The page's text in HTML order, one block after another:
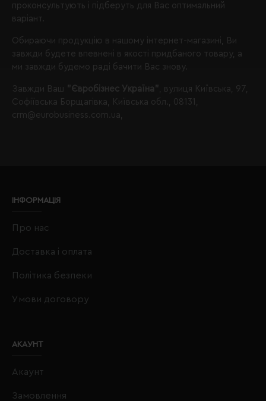
проконсультують і підберуть для Вас оптимальний
варіант.
Обираючи продукцію в нашому інтернет-магазині, Ви
завжди будете впевнені в якості придбаного товару, а
ми завжди будемо раді бачити Вас знову.
Завжди Ваш "Євробізнес Україна"
, вулиця Київська, 97,
Софіївська Борщагівка, Київська обл., 08131,
crm@eurobusiness.com.ua,
ІНФОРМАЦІЯ
Про нас
Доставка і оплата
Політика безпеки
Умови договору
АКАУНТ
Акаунт
Замовлення